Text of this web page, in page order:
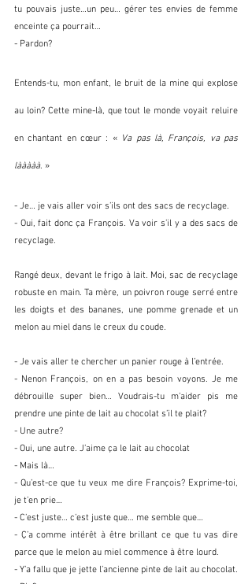
tu pouvais juste…un peu… gérer tes envies de femme
enceinte ça pourrait…
- Pardon?
Entends-tu, mon enfant, le bruit de la mine qui explose
au loin? Cette mine-là, que tout le monde voyait reluire
en chantant en cœur : « Va pas là, François, va pas
lààààà. »
- Je… je vais aller voir s’ils ont des sacs de recyclage.
- Oui, fait donc ça François. Va voir s’il y a des sacs de
recyclage.
Rangé deux, devant le frigo à lait. Moi, sac de recyclage
robuste en main. Ta mère, un poivron rouge serré entre
les doigts et des bananes, une pomme grenade et un
melon au miel dans le creux du coude.
- Je vais aller te chercher un panier rouge à l’entrée.
- Nenon François, on en a pas besoin voyons. Je me
débrouille super bien… Voudrais-tu m’aider pis me
prendre une pinte de lait au chocolat s’il te plait?
- Une autre?
- Oui, une autre. J’aime ça le lait au chocolat
- Mais là…
- Qu’est-ce que tu veux me dire François? Exprime-toi,
je t’en prie…
- C’est juste… c’est juste que… me semble que…
- Ç’a comme intérêt à être brillant ce que tu vas dire
parce que le melon au miel commence à être lourd.
- Y’a fallu que je jette l’ancienne pinte de lait au chocolat.